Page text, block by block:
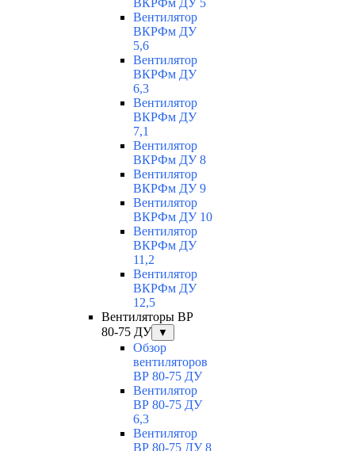
ВКРФм ДУ 5
Вентилятор
ВКРФм ДУ
5,6
Вентилятор
ВКРФм ДУ
6,3
Вентилятор
ВКРФм ДУ
7,1
Вентилятор
ВКРФм ДУ 8
Вентилятор
ВКРФм ДУ 9
Вентилятор
ВКРФм ДУ 10
Вентилятор
ВКРФм ДУ
11,2
Вентилятор
ВКРФм ДУ
12,5
Вентиляторы ВР
80-75 ДУ
▼
Обзор
вентиляторов
ВР 80-75 ДУ
Вентилятор
ВР 80-75 ДУ
6,3
Вентилятор
ВР 80-75 ДУ 8